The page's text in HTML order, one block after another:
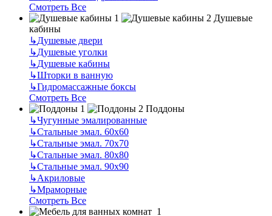
Смотреть Все
Душевые
кабины
↳Душевые двери
↳Душевые уголки
↳Душевые кабины
↳Шторки в ванную
↳Гидромассажные боксы
Смотреть Все
Поддоны
↳Чугунные эмалированные
↳Стальные эмал. 60х60
↳Стальные эмал. 70х70
↳Стальные эмал. 80х80
↳Стальные эмал. 90х90
↳Акриловые
↳Мраморные
Смотреть Все